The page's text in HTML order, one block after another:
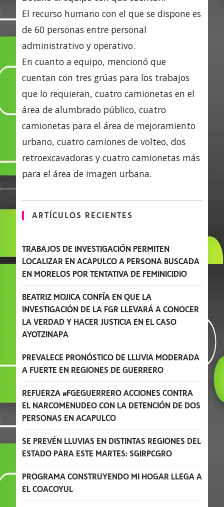
El recurso humano con el que se dispone es
de 60 personas entre personal
administrativo y operativo.
En cuanto a equipo, mencionó que
cuentan con tres grúas para los trabajos
que lo requieran, cuatro camionetas en el
área de alumbrado público, cuatro
camionetas para el área de mejoramiento
urbano, cuatro camiones de volteo, dos
retroexcavadoras y cuatro camionetas más
para el área de imagen urbana.
ARTÍCULOS RECIENTES
TRABAJOS DE INVESTIGACIÓN PERMITEN
LOCALIZAR EN ACAPULCO A PERSONA BUSCADA
EN MORELOS POR TENTATIVA DE FEMINICIDIO
BEATRIZ MOJICA CONFÍA EN QUE LA
INVESTIGACIÓN DE LA FGR LLEVARÁ A CONOCER
LA VERDAD Y HACER JUSTICIA EN EL CASO
AYOTZINAPA
PREVALECE PRONÓSTICO DE LLUVIA MODERADA
A FUERTE EN REGIONES DE GUERRERO
REFUERZA #FGEGUERRERO ACCIONES CONTRA
EL NARCOMENUDEO CON LA DETENCIÓN DE DOS
PERSONAS EN ACAPULCO
SE PREVÉN LLUVIAS EN DISTINTAS REGIONES DEL
ESTADO PARA ESTE MARTES: SGIRPCGRO
PROGRAMA CONSTRUYENDO MI HOGAR LLEGA A
EL COACOYUL